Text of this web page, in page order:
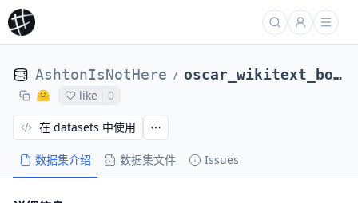
AshtonIsNotHere / oscar_wikitext_bookcorpus
like 0
数据集介绍 数据集文件 Issues
在 datasets 中使用